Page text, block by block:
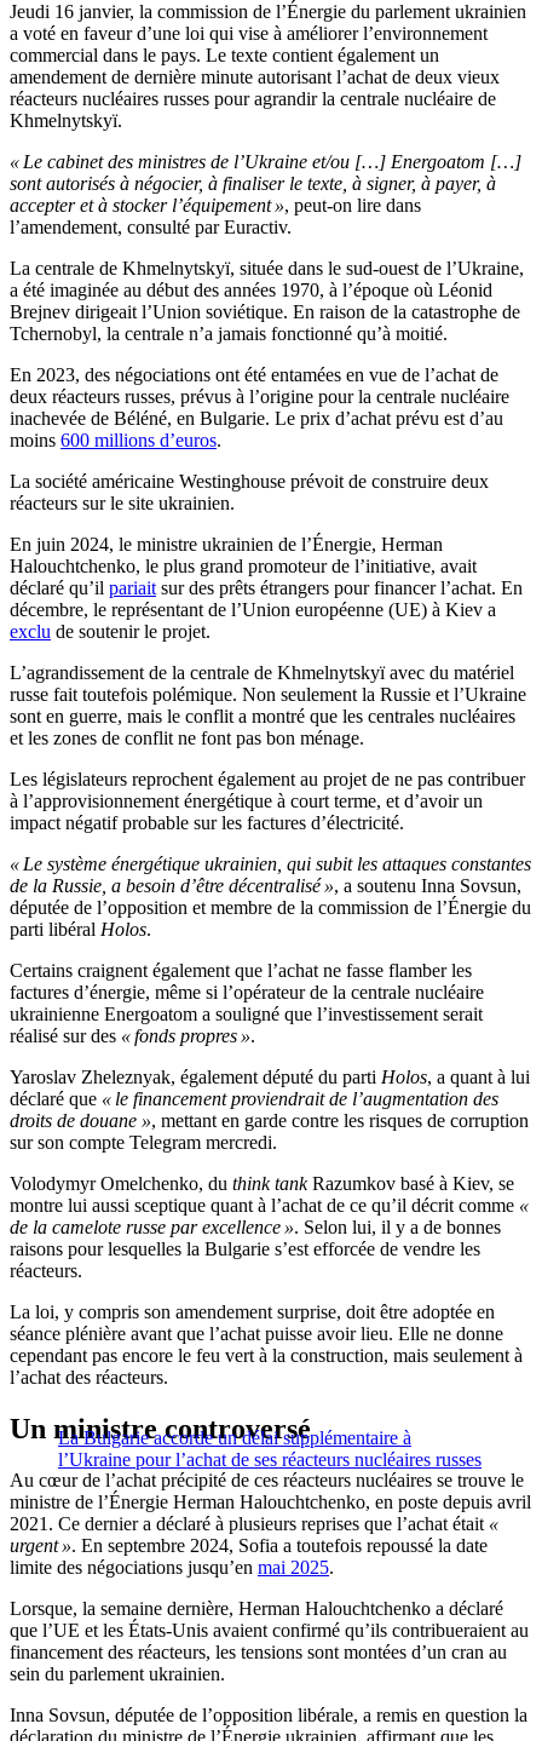
Jeudi 16 janvier, la commission de l’Énergie du parlement ukrainien
a voté en faveur d’une loi qui vise à améliorer l’environnement
commercial dans le pays. Le texte contient également un
amendement de dernière minute autorisant l’achat de deux vieux
réacteurs nucléaires russes pour agrandir la centrale nucléaire de
Khmelnytskyï.
« Le cabinet des ministres de l’Ukraine et/ou […] Energoatom […]
sont autorisés à négocier, à finaliser le texte, à signer, à payer, à
accepter et à stocker l’équipement », peut-on lire dans
l’amendement, consulté par Euractiv.
La centrale de Khmelnytskyï, située dans le sud-ouest de l’Ukraine,
a été imaginée au début des années 1970, à l’époque où Léonid
Brejnev dirigeait l’Union soviétique. En raison de la catastrophe de
Tchernobyl, la centrale n’a jamais fonctionné qu’à moitié.
En 2023, des négociations ont été entamées en vue de l’achat de
deux réacteurs russes, prévus à l’origine pour la centrale nucléaire
inachevée de Béléné, en Bulgarie. Le prix d’achat prévu est d’au
moins 600 millions d’euros.
La société américaine Westinghouse prévoit de construire deux
réacteurs sur le site ukrainien.
En juin 2024, le ministre ukrainien de l’Énergie, Herman
Halouchtchenko, le plus grand promoteur de l’initiative, avait
déclaré qu’il pariait sur des prêts étrangers pour financer l’achat. En
décembre, le représentant de l’Union européenne (UE) à Kiev a
exclu de soutenir le projet.
L’agrandissement de la centrale de Khmelnytskyï avec du matériel
russe fait toutefois polémique. Non seulement la Russie et l’Ukraine
sont en guerre, mais le conflit a montré que les centrales nucléaires
et les zones de conflit ne font pas bon ménage.
Les législateurs reprochent également au projet de ne pas contribuer
à l’approvisionnement énergétique à court terme, et d’avoir un
impact négatif probable sur les factures d’électricité.
« Le système énergétique ukrainien, qui subit les attaques constantes
de la Russie, a besoin d’être décentralisé », a soutenu Inna Sovsun,
députée de l’opposition et membre de la commission de l’Énergie du
parti libéral Holos.
Certains craignent également que l’achat ne fasse flamber les
factures d’énergie, même si l’opérateur de la centrale nucléaire
ukrainienne Energoatom a souligné que l’investissement serait
réalisé sur des « fonds propres ».
Yaroslav Zheleznyak, également député du parti Holos, a quant à lui
déclaré que « le financement proviendrait de l’augmentation des
droits de douane », mettant en garde contre les risques de corruption
sur son compte Telegram mercredi.
Volodymyr Omelchenko, du think tankRazumkov basé à Kiev, se
montre lui aussi sceptique quant à l’achat de ce qu’il décrit comme «
de la camelote russe par excellence ». Selon lui, il y a de bonnes
raisons pour lesquelles la Bulgarie s’est efforcée de vendre les
réacteurs.
La loi, y compris son amendement surprise, doit être adoptée en
séance plénière avant que l’achat puisse avoir lieu. Elle ne donne
cependant pas encore le feu vert à la construction, mais seulement à
l’achat des réacteurs.
La Bulgarie accorde un délai supplémentaire à
l’Ukraine pour l’achat de ses réacteurs nucléaires russes
Un ministre controversé
Au cœur de l’achat précipité de ces réacteurs nucléaires se trouve le
ministre de l’Énergie Herman Halouchtchenko, en poste depuis avril
2021. Ce dernier a déclaré à plusieurs reprises que l’achat était «
urgent ». En septembre 2024, Sofia a toutefois repoussé la date
limite des négociations jusqu’en mai 2025.
Lorsque, la semaine dernière, Herman Halouchtchenko a déclaré
que l’UE et les États-Unis avaient confirmé qu’ils contribueraient au
financement des réacteurs, les tensions sont montées d’un cran au
sein du parlement ukrainien.
Inna Sovsun, députée de l’opposition libérale, a remis en question la
déclaration du ministre de l’Énergie ukrainien, affirmant que les